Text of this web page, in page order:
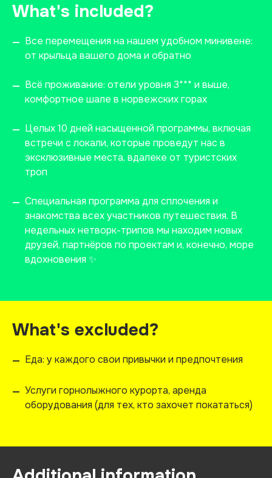
What's included?
— Все перемещения на нашем удобном минивене:
от крыльца вашего дома и обратно
— Всё проживание: отели уровня 3*** и выше,
комфортное шале в норвежских горах
— Целых 10 дней насыщенной программы, включая
встречи с локали, которые проведут нас в
эксклюзивные места, вдалеке от туристских
троп
— Специальная программа для сплочения и
знакомства всех участников путешествия. В
недельных нетворк-трипов мы находим новых
друзей, партнёров по проектам и, конечно, море
вдохновения ✨
What's excluded?
— Еда: у каждого свои привычки и предпочтения
— Услуги горнолыжного курорта, аренда
оборудования (для тех, кто захочет покататься)